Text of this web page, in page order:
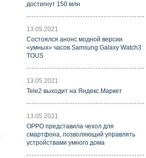
достигнут 150 млн
13.05.2021
Состоялся анонс модной версии
«умных» часов Samsung Galaxy Watch3
TOUS
13.05.2021
Tele2 выходит на Яндекс.Маркет
13.05.2021
OPPO представила чехол для
смартфона, позволяющий управлять
устройствами умного дома